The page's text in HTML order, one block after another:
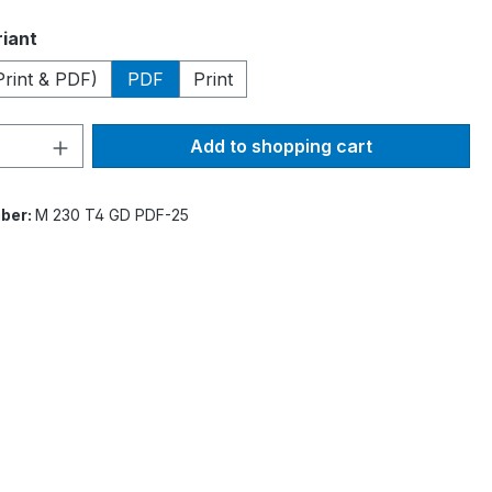
& PDF)
PDF Print
Quantity: Enter the desired amount
Add to shopping cart
M 230 T4 GD PDF-25